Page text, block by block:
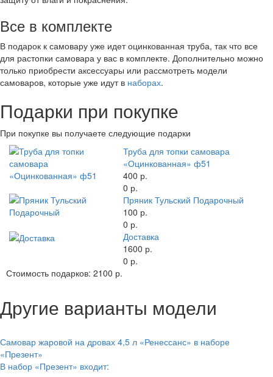
Все в комплекте
В подарок к самовару уже идет оцинкованная труба, так что все
для растопки самовара у вас в комплекте. Дополнительно можно
только приобрести аксессуары или рассмотреть модели
самоваров, которые уже идут в наборах.
Подарки при покупке
При покупке вы получаете следующие подарки
Труба для топки самовара
«Оцинкованная» ф51
400 р.
0 р.
Пряник Тульский Подарочный
100 р.
0 р.
Доставка
1600 р.
0 р.
Стоимость подарков: 2100 р.
Другие варианты модели
Самовар жаровой на дровах 4,5 л «Ренессанс» в наборе
«Презент»
В набор «Презент» входит: